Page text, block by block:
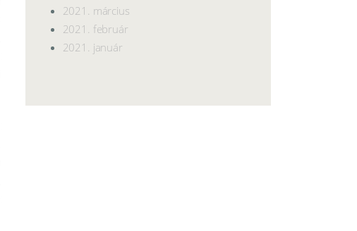
2021. március
2021. február
2021. január